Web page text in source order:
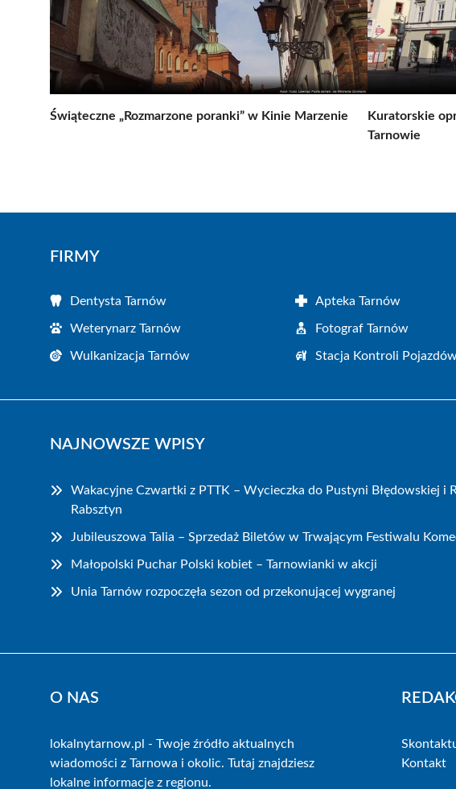
Świąteczne „Rozmarzone poranki” w Kinie Marzenie
Kuratorskie
Tarnowie
FIRMY
Dentysta Tarnów Apteka Tarnów
Weterynarz Tarnów Fotograf Tarnów
Wulkanizacja Tarnów Stacja Kontroli
NAJNOWSZE WPISY
Wakacyjne Czwartki z PTTK – Wycieczka do Pustyni Błędowskiej i
Rabsztyn
Jubileuszowa Talia – Sprzedaż Biletów w Trwającym Festiwalu
Małopolski Puchar Polski kobiet – Tarnowianki w akcji
Unia Tarnów rozpoczęła sezon od przekonującej wygranej
O NAS
lokalnytarnow.pl - Twoje źródło aktualnych
wiadomości z Tarnowa i okolic. Tutaj znajdziesz
lokalne informacje z regionu.
Kontakt